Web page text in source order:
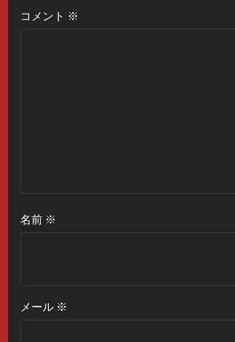
コメント ※
名前 ※
メール ※